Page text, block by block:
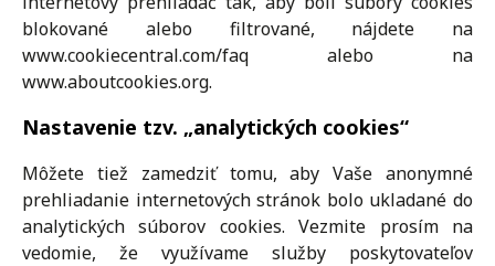
blokované alebo filtrované, nájdete na
www.cookiecentral.com/faq alebo na
www.aboutcookies.org.
Nastavenie tzv. „analytických cookies“
Môžete tiež zamedziť tomu, aby Vaše anonymné
prehliadanie internetových stránok bolo ukladané do
analytických súborov cookies. Vezmite prosím na
vedomie, že využívame služby poskytovateľov